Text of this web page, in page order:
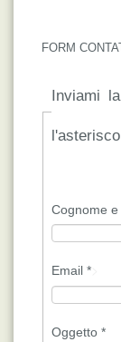
FORM
Inviami
Cognome e
Email*>
Oggetto*